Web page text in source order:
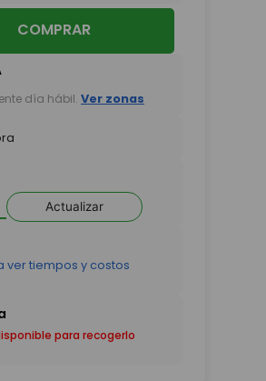
COMPRAR
día hábil. Ver zonas
Actualizar
para recogerlo